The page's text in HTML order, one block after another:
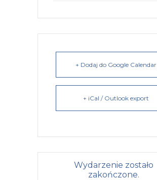
+ Dodaj do Google Calendar
+ iCal / Outlook export
Wydarzenie zostało
zakończone.